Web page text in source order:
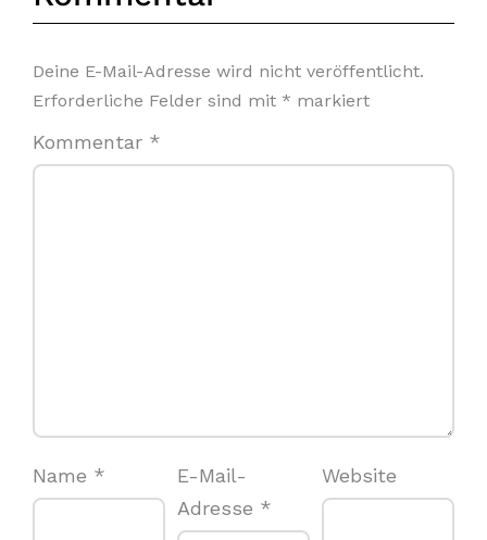
Deine E-Mail-Adresse wird nicht veröffentlicht.
Erforderliche Felder sind mit * markiert
Kommentar *
Name *
E-Mail-
Adresse *
Website